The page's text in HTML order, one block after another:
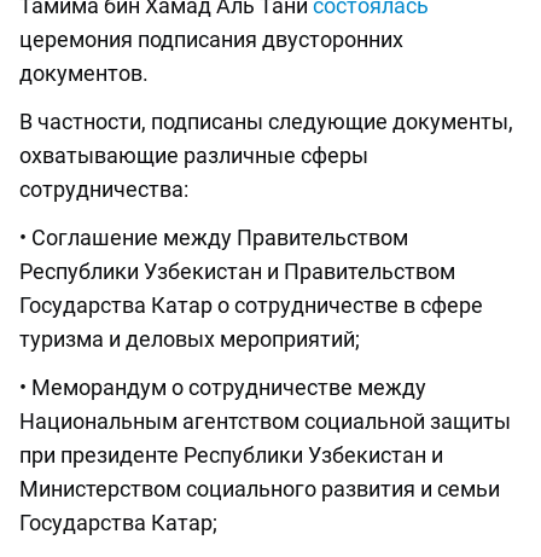
Тамима бин Хамад Аль Тани состоялась
церемония подписания двусторонних
документов.
В частности, подписаны следующие документы,
охватывающие различные сферы
сотрудничества:
• Соглашение между Правительством
Республики Узбекистан и Правительством
Государства Катар о сотрудничестве в сфере
туризма и деловых мероприятий;
• Меморандум о сотрудничестве между
Национальным агентством социальной защиты
при президенте Республики Узбекистан и
Министерством социального развития и семьи
Государства Катар;